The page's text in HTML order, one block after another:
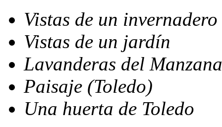
Vistas de un invernadero
Vistas de un jardín
Lavanderas del
Paisaje (Toledo)
Una huerta de Toledo